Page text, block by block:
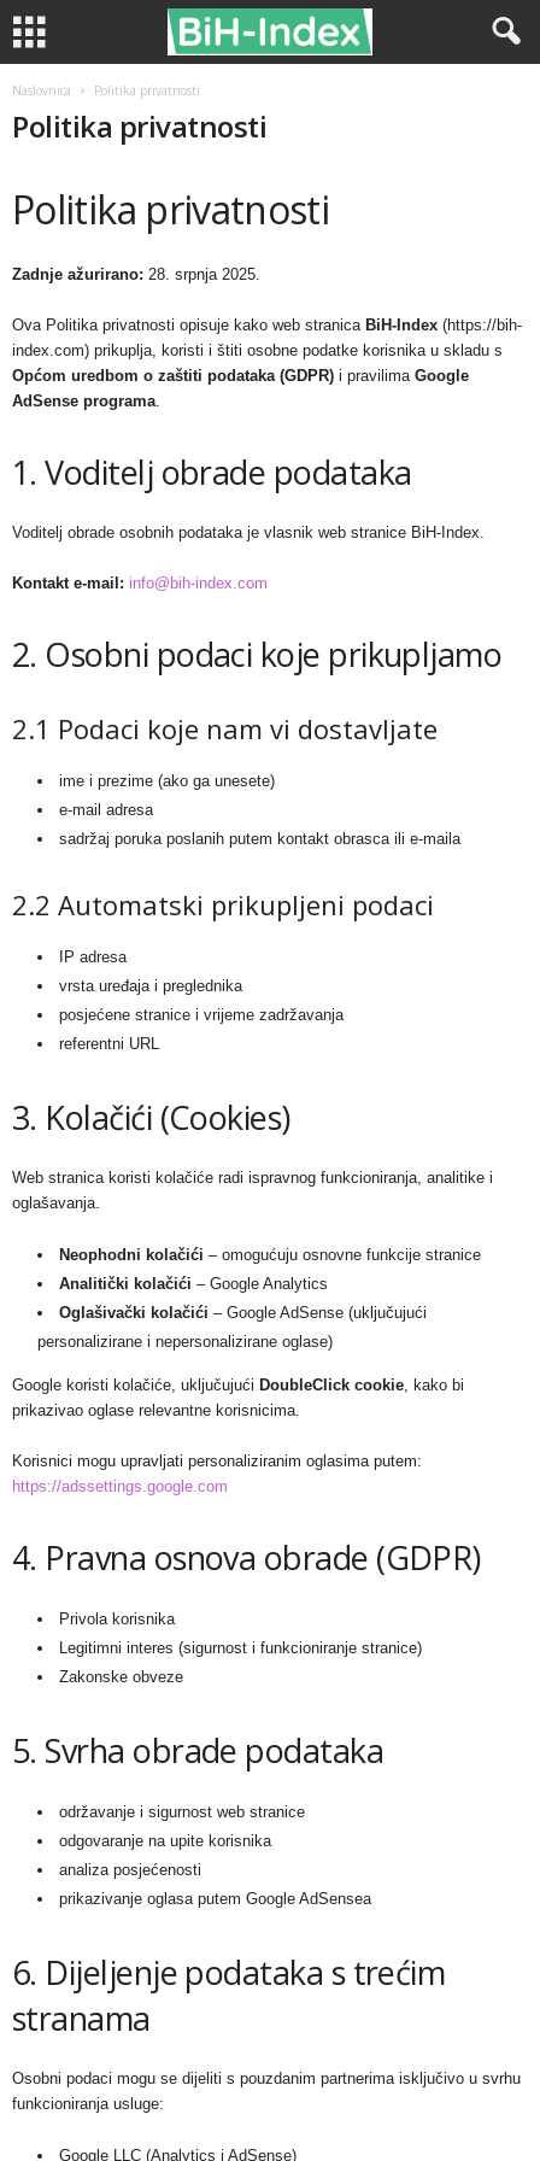
Naslovnica Politika privatnosti
Politika privatnosti
Politika privatnosti
Zadnje ažurirano: 28. srpnja 2025.
Ova Politika privatnosti opisuje kako web stranica BiH-Index (https://bih-
index.com) prikuplja, koristi i štiti osobne podatke korisnika u skladu s
Općom uredbom o zaštiti podataka (GDPR) i pravilima Google
AdSense programa.
1. Voditelj obrade podataka
Voditelj obrade osobnih podataka je vlasnik web stranice BiH-Index.
Kontakt e-mail: info@bih-index.com
2. Osobni podaci koje prikupljamo
2.1 Podaci koje nam vi dostavljate
ime i prezime (ako ga unesete)
e-mail adresa
sadržaj poruka poslanih putem kontakt obrasca ili e-maila
2.2 Automatski prikupljeni podaci
IP adresa
vrsta uređaja i preglednika
posjećene stranice i vrijeme zadržavanja
referentni URL
3. Kolačići (Cookies)
Web stranica koristi kolačiće radi ispravnog funkcioniranja, analitike i
oglašavanja.
Neophodni kolačići – omogućuju osnovne funkcije stranice
Analitički kolačići – Google Analytics
Oglašivački kolačići – Google AdSense (uključujući
personalizirane i nepersonalizirane oglase)
Google koristi kolačiće, uključujući DoubleClick cookie, kako bi
prikazivao oglase relevantne korisnicima.
Korisnici mogu upravljati personaliziranim oglasima putem:
https://adssettings.google.com
4. Pravna osnova obrade (GDPR)
Privola korisnika
Legitimni interes (sigurnost i funkcioniranje stranice)
Zakonske obveze
5. Svrha obrade podataka
održavanje i sigurnost web stranice
odgovaranje na upite korisnika
analiza posjećenosti
prikazivanje oglasa putem Google AdSensea
6. Dijeljenje podataka s trećim
stranama
Osobni podaci mogu se dijeliti s pouzdanim partnerima isključivo u svrhu
funkcioniranja usluge:
Google LLC (Analytics i AdSense)